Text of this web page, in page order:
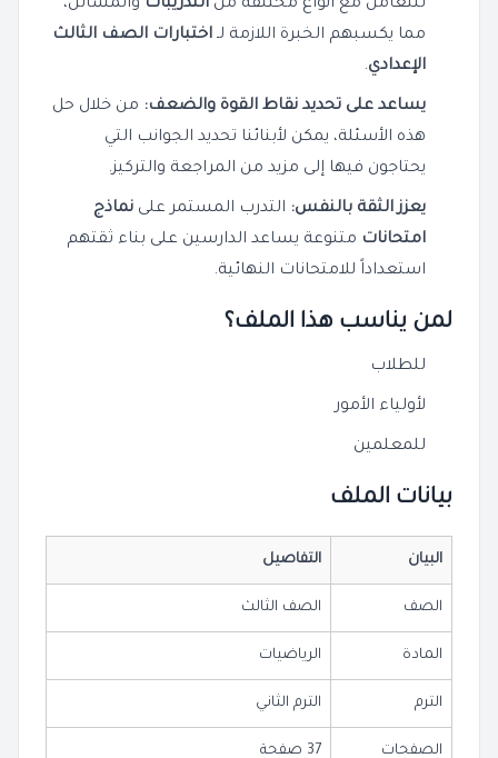
للتعامل مع أنواع مختلفة من التدريبات والمسائل،
مما يكسبهم الخبرة اللازمة لـ اختبارات الصف الثالث
الإعدادي.
يساعد على تحديد نقاط القوة والضعف: من خلال حل
هذه الأسئلة، يمكن لأبنائنا تحديد الجوانب التي
يحتاجون فيها إلى مزيد من المراجعة والتركيز.
يعزز الثقة بالنفس: التدرب المستمر على نماذج
امتحانات متنوعة يساعد الدارسين على بناء ثقتهم
استعداداً للامتحانات النهائية.
لمن يناسب هذا الملف؟
للطلاب
لأولياء الأمور
للمعلمين
بيانات الملف
البيان التفاصيل
الصف الصف الثالث
المادة الرياضيات
الترم الترم الثاني
الصفحات 37 صفحة